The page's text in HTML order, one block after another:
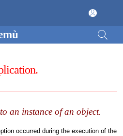
an instance of an object.
occurred during the execution of the